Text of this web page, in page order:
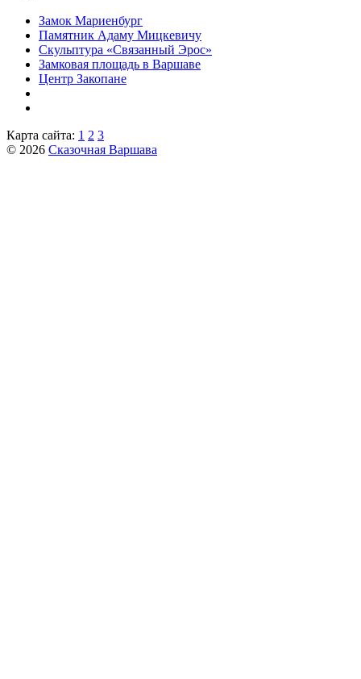
Замок Мариенбург
Памятник Адаму Мицкевичу
Скульптура «Связанный Эрос»
Замковая площадь в Варшаве
Центр Закопане
Карта сайта: 1 2 3
© 2026 Сказочная Варшава